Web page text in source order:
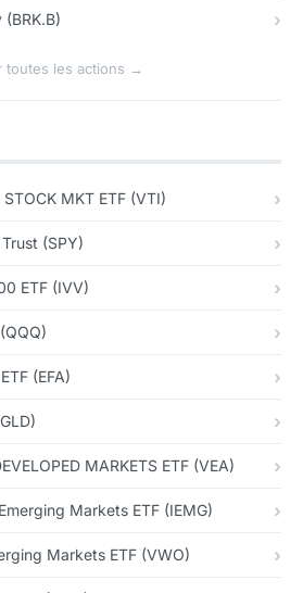
toutes les actions →
MKT ETF (VTI)
(SPY)
ETF (IVV)
(EFA)
MARKETS ETF (VEA)
Markets ETF (IEMG)
Markets ETF (VWO)